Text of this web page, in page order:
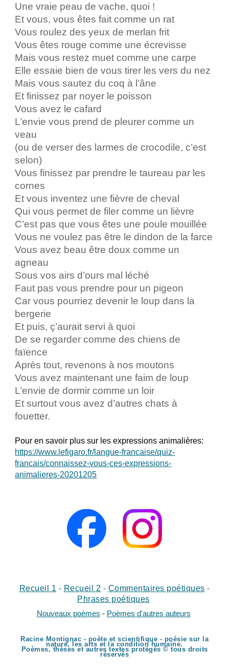
Une vraie peau de vache, quoi !
Et vous, vous êtes fait comme un rat
Vous roulez des yeux de merlan frit
Vous êtes rouge comme une écrevisse
Mais vous restez muet comme une carpe
Elle essaie bien de vous tirer les vers du nez
Mais vous sautez du coq à l’âne
Et finissez par noyer le poisson
Vous avez le cafard
L’envie vous prend de pleurer comme un
veau
(ou de verser des larmes de crocodile, c’est
selon)
Vous finissez par prendre le taureau par les
cornes
Et vous inventez une fièvre de cheval
Qui vous permet de filer comme un lièvre
C’est pas que vous êtes une poule mouillée
Vous ne voulez pas être le dindon de la farce
Vous avez beau être doux comme un
agneau
Sous vos airs d’ours mal léché
Faut pas vous prendre pour un pigeon
Car vous pourriez devenir le loup dans la
bergerie
Et puis, ç’aurait servi à quoi
De se regarder comme des chiens de
faïence
Après tout, revenons à nos moutons
Vous avez maintenant une faim de loup
L’envie de dormir comme un loir
Et surtout vous avez d’autres chats à
fouetter.
Pour en savoir plus sur les expressions animalières:
https://www.lefigaro.fr/langue-francaise/quiz-
francais/connaissez-vous-ces-expressions-
animalieres-20201205
Recueil 1 - Recueil 2 - Commentaires poétiques -
Phrases poétiques
Nouveaux poèmes - Poèmes d'autres auteurs
Racine Montignac - poète et scientifique - poésie sur la
nature, les arts et la condition humaine.
Poèmes, thèses et autres textes protégés © tous droits
réservés